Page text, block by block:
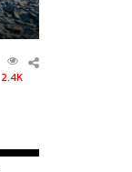
2.4K